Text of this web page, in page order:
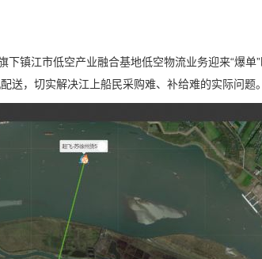
镇江市低空产业融合基地低空物流业务迎来“爆单
送，切实解决江上船民采购难、补给难的实际问题。